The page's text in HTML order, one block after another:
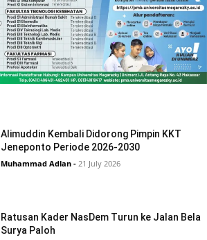
Alimuddin Kembali Didorong Pimpin KKT
Jeneponto Periode 2026-2030
Muhammad Adlan - 21 July 2026
Ratusan Kader NasDem Turun ke Jalan Bela
Surya Paloh